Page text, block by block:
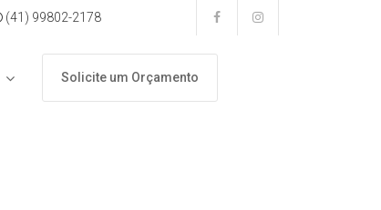
(41) 99802-2178
Solicite um Orçamento